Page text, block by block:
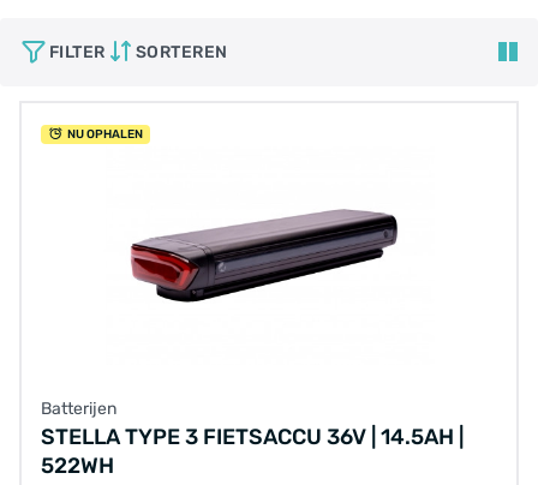
FILTER SORTEREN
NU OPHALEN
Batterijen
STELLA TYPE 3 FIETSACCU 36V | 14.5AH |
522WH